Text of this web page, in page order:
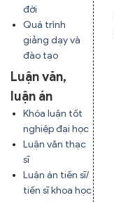
đời
Quá trình
giảng dạy và
đào tạo
Luận văn,
luận án
Khóa luận tốt
nghiệp đại học
Luận văn thạc
sĩ
Luận án tiến sĩ/
tiến sĩ khoa học